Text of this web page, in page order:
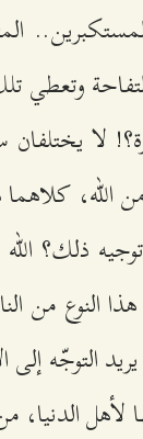
وتعطي
لا
الله،
ذلك؟
النوع من
التوجّه إلى
لأهل